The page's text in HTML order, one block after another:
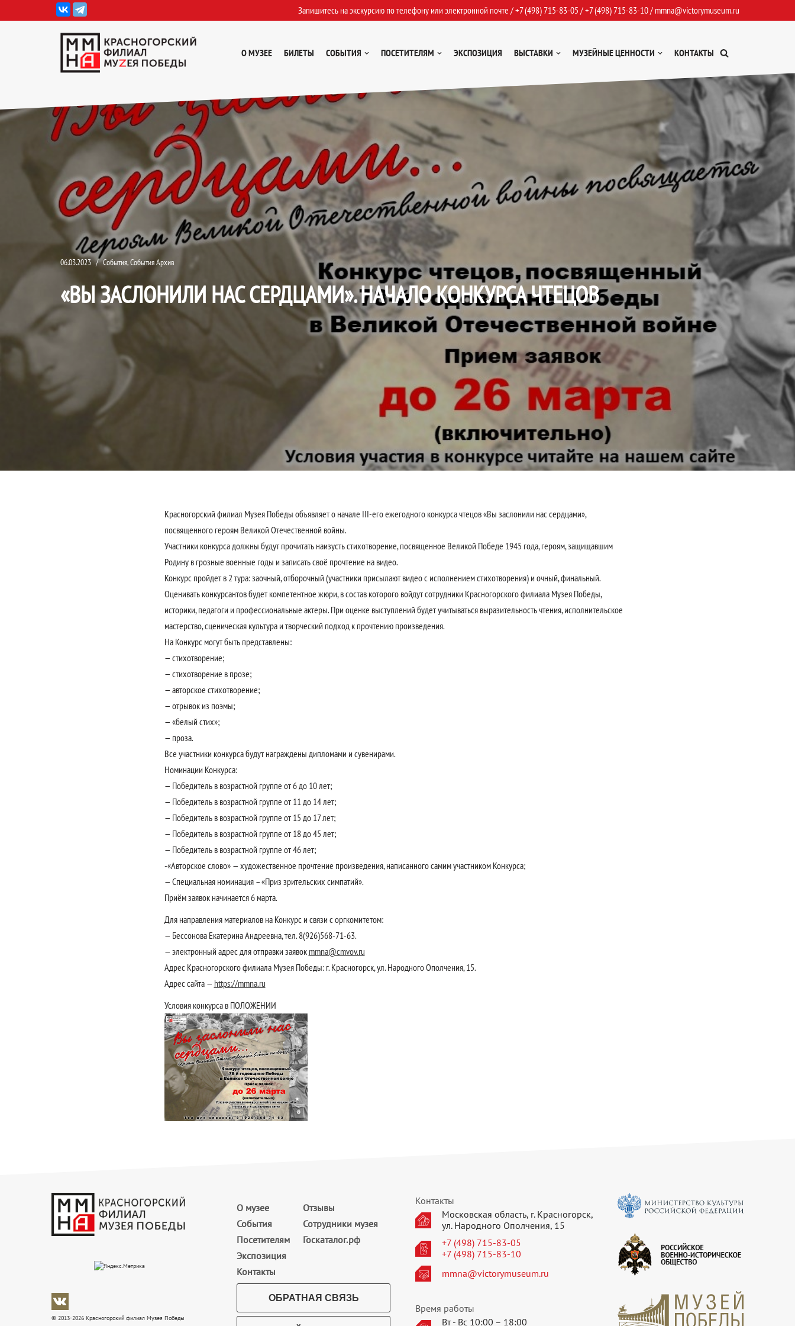
Запишитесь на экскурсию по телефону или электронной почте /+7 (498) 715-83-05 /+7 (498) 715-83-10/ mmna@victorymuseum.ru
О МУЗЕЕ БИЛЕТЫ СОБЫТИЯ ПОСЕТИТЕЛЯМ ЭКСПОЗИЦИЯ ВЫСТАВКИ МУЗЕЙНЫЕ ЦЕННОСТИ КОНТАКТЫ
06.03.2023 События,События Архив
«ВЫ ЗАСЛОНИЛИ НАС СЕРДЦАМИ». НАЧАЛО КОНКУРСА ЧТЕЦОВ
Красногорский филиал Музея Победы объявляет о начале III-его ежегодного конкурса чтецов «Вы заслонили нас сердцами»,
посвященного героям Великой Отечественной войны.
Участники конкурса должны будут прочитать наизусть стихотворение, посвященное Великой Победе 1945 года, героям, защищавшим
Родину в грозные военные годы и записать своё прочтение на видео.
Конкурс пройдет в 2 тура: заочный, отборочный (участники присылают видео с исполнением стихотворения) и очный, финальный.
Оценивать конкурсантов будет компетентное жюри, в состав которого войдут сотрудники Красногорского филиала Музея Победы,
историки, педагоги и профессиональные актеры. При оценке выступлений будет учитываться выразительность чтения, исполнительское
мастерство, сценическая культура и творческий подход к прочтению произведения.
На Конкурс могут быть представлены:
— стихотворение;
— стихотворение в прозе;
— авторское стихотворение;
— отрывок из поэмы;
— «белый стих»;
— проза.
Все участники конкурса будут награждены дипломами и сувенирами.
Номинации Конкурса:
— Победитель в возрастной группе от 6 до 10 лет;
— Победитель в возрастной группе от 11 до 14 лет;
— Победитель в возрастной группе от 15 до 17 лет;
— Победитель в возрастной группе от 18 до 45 лет;
— Победитель в возрастной группе от 46 лет;
-«Авторское слово» — художественное прочтение произведения, написанного самим участником Конкурса;
— Специальная номинация – «Приз зрительских симпатий».
Приём заявок начинается 6 марта.
Для направления материалов на Конкурс и связи с оргкомитетом:
— Бессонова Екатерина Андреевна, тел. 8(926)568-71-63.
— электронный адрес для отправки заявок mmna@cmvov.ru
Адрес Красногорского филиала Музея Победы: г. Красногорск, ул. Народного Ополчения, 15.
Адрес сайта — https://mmna.ru
Условия конкурса в ПОЛОЖЕНИИ
© 2013-2026 Красногорский филиал Музея Победы
О музее
События
Посетителям
Экспозиция
Контакты
Отзывы
Сотрудники музея
Госкаталог.рф
ОБРАТНАЯ СВЯЗЬ
Контакты
Московская область, г. Красногорск,
ул. Народного Ополчения, 15
+7 (498) 715-83-05
+7 (498) 715-83-10
mmna@victorymuseum.ru
Время работы
Вт - Вс 10:00 – 18:00